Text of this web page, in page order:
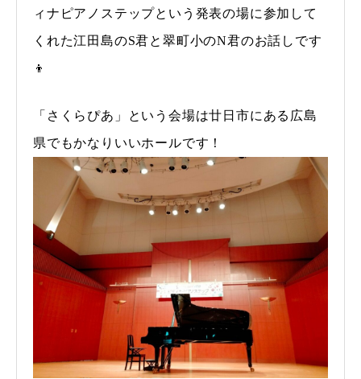
ィナピアノステップという発表の場に参加して
くれた江田島のS君と翠町小のN君のお話しです
👦
「さくらぴあ」という会場は廿日市にある広島
県でもかなりいいホールです！